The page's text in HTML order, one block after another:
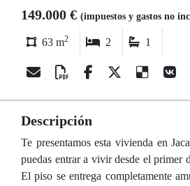
149.000 € (impuestos y gastos no
63 m2 2 1
Descripción
Te presentamos esta vivienda en
puedas entrar a vivir desde el primer
El piso se entrega completamente